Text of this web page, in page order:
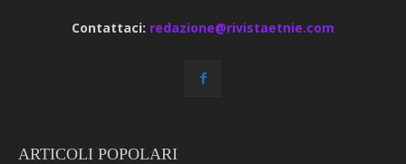
Contattaci: redazione@rivistaetnie.com
ARTICOLI POPOLARI